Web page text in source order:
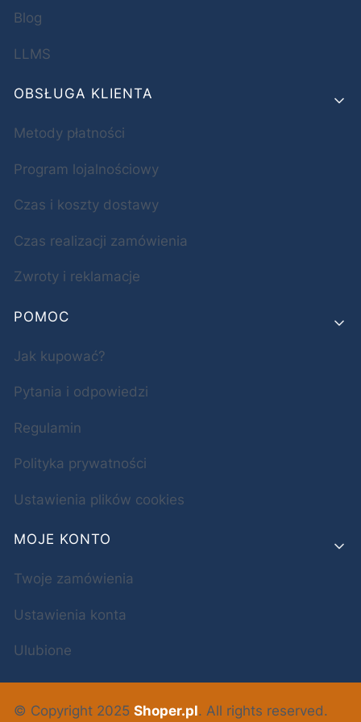
Blog
LLMS
OBSŁUGA KLIENTA
Metody płatności
Program lojalnościowy
Czas i koszty dostawy
Czas realizacji zamówienia
Zwroty i reklamacje
POMOC
Jak kupować?
Pytania i odpowiedzi
Regulamin
Polityka prywatności
Ustawienia plików cookies
MOJE KONTO
Twoje zamówienia
Ustawienia konta
Ulubione
© Copyright 2025 Shoper.pl. All rights reserved.